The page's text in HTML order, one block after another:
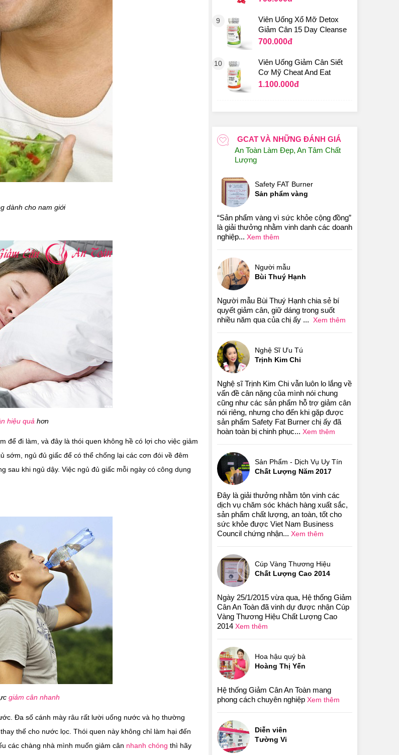
dành cho nam giới
hiệu quả hơn
để đi làm, và đây là thói quen không hề có lợi cho việc giảm
sớm, ngủ đủ giấc để có thể chống lại các cơn đói về đêm
sau khi ngủ dậy. Việc ngủ đủ giấc mỗi ngày có công dụng
giảm cân nhanh
Đa số cánh mày râu rất lười uống nước và họ thường
thế cho nước lọc. Thói quen này không chỉ làm hại đến
các chàng nhà mình muốn giảm cân nhanh chóng thì hãy
9
Viên Uống Xổ Mỡ Detox
Giảm Cân 15 Day Cleanse
700.000đ
10
Viên Uống Giảm Cân Siết
Cơ Mỹ Cheat And Eat
1.100.000đ
GCAT VÀ NHỮNG ĐÁNH GIÁ
An Toàn Làm Đẹp, An Tâm Chất
Lượng
Safety FAT Burner
Sản phẩm vàng
“Sản phẩm vàng vì sức khỏe cộng đồng”
là giải thưởng nhằm vinh danh các doanh
nghiệp... Xem thêm
Người mẫu
Bùi Thuý Hạnh
Người mẫu Bùi Thuý Hạnh chia sẻ bí
quyết giảm cân, giữ dáng trong suốt
nhiều năm qua của chị ấy ... Xem thêm
Nghệ Sĩ Ưu Tú
Trịnh Kim Chi
Nghệ sĩ Trịnh Kim Chi vẫn luôn lo lắng về
vấn đề cân nặng của mình nói chung
cũng như các sản phẩm hỗ trợ giảm cân
nói riêng, nhưng cho đến khi gặp được
sản phẩm Safety Fat Burner chị ấy đã
hoàn toàn bị chinh phục... Xem thêm
Sản Phẩm - Dịch Vụ Uy Tín
Chất Lượng Năm 2017
Đây là giải thưởng nhằm tôn vinh các
dịch vụ chăm sóc khách hàng xuất sắc,
sản phẩm chất lượng, an toàn, tốt cho
sức khỏe được Viet Nam Business
Council chứng nhận... Xem thêm
Cúp Vàng Thương Hiệu
Chất Lượng Cao 2014
Ngày 25/1/2015 vừa qua, Hệ thống Giảm
Cân An Toàn đã vinh dự được nhận Cúp
Vàng Thương Hiệu Chất Lượng Cao
2014 Xem thêm
Hoa hậu quý bà
Hoàng Thị Yến
Hệ thống Giảm Cân An Toàn mang
phong cách chuyên nghiệp Xem thêm
Diễn viên
Tường Vi